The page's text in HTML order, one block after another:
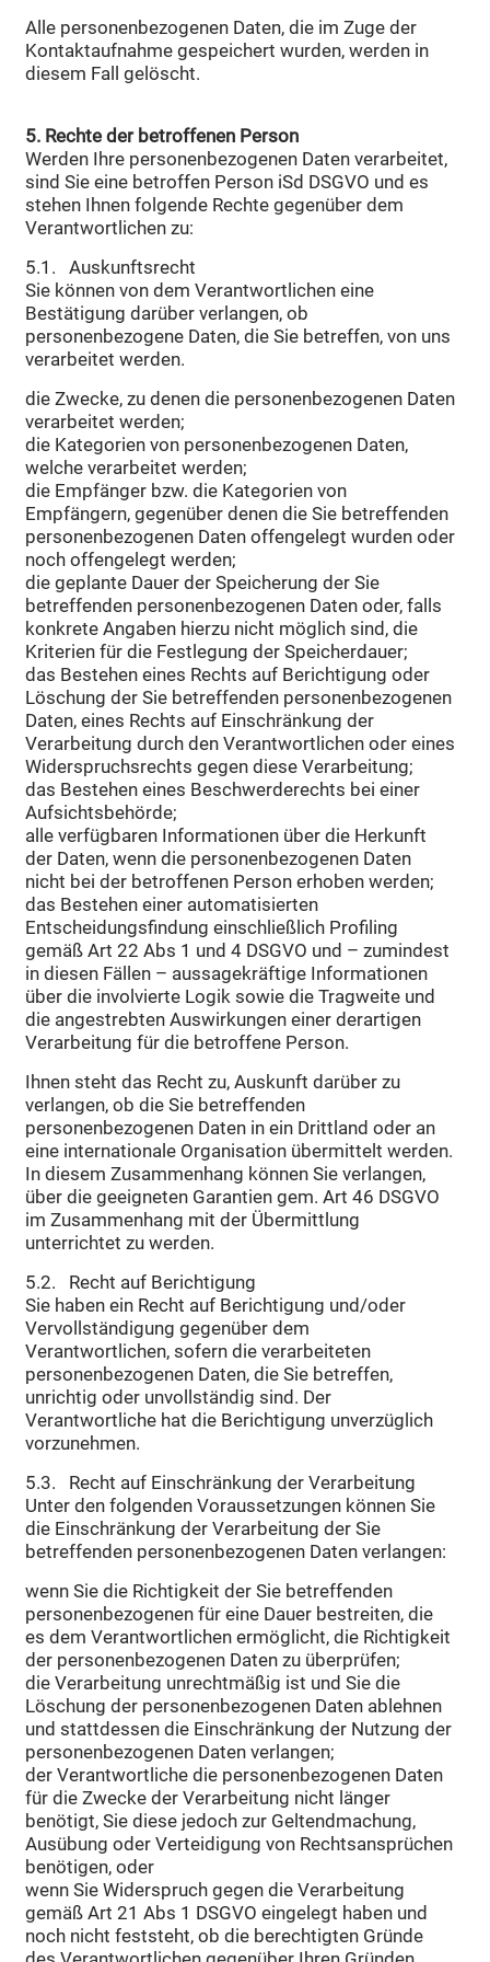
Alle personenbezogenen Daten, die im Zuge der
Kontaktaufnahme gespeichert wurden, werden in
diesem Fall gelöscht.
5. Rechte der betroffenen Person
Werden Ihre personenbezogenen Daten verarbeitet,
sind Sie eine betroffen Person iSd DSGVO und es
stehen Ihnen folgende Rechte gegenüber dem
Verantwortlichen zu:
5.1. Auskunftsrecht
Sie können von dem Verantwortlichen eine
Bestätigung darüber verlangen, ob
personenbezogene Daten, die Sie betreffen, von uns
verarbeitet werden.
die Zwecke, zu denen die personenbezogenen Daten
verarbeitet werden;
die Kategorien von personenbezogenen Daten,
welche verarbeitet werden;
die Empfänger bzw. die Kategorien von
Empfängern, gegenüber denen die Sie betreffenden
personenbezogenen Daten offengelegt wurden oder
noch offengelegt werden;
die geplante Dauer der Speicherung der Sie
betreffenden personenbezogenen Daten oder, falls
konkrete Angaben hierzu nicht möglich sind, die
Kriterien für die Festlegung der Speicherdauer;
das Bestehen eines Rechts auf Berichtigung oder
Löschung der Sie betreffenden personenbezogenen
Daten, eines Rechts auf Einschränkung der
Verarbeitung durch den Verantwortlichen oder eines
Widerspruchsrechts gegen diese Verarbeitung;
das Bestehen eines Beschwerderechts bei einer
Aufsichtsbehörde;
alle verfügbaren Informationen über die Herkunft
der Daten, wenn die personenbezogenen Daten
nicht bei der betroffenen Person erhoben werden;
das Bestehen einer automatisierten
Entscheidungsfindung einschließlich Profiling
gemäß Art 22 Abs 1 und 4 DSGVO und – zumindest
in diesen Fällen – aussagekräftige Informationen
über die involvierte Logik sowie die Tragweite und
die angestrebten Auswirkungen einer derartigen
Verarbeitung für die betroffene Person.
Ihnen steht das Recht zu, Auskunft darüber zu
verlangen, ob die Sie betreffenden
personenbezogenen Daten in ein Drittland oder an
eine internationale Organisation übermittelt werden.
In diesem Zusammenhang können Sie verlangen,
über die geeigneten Garantien gem. Art 46 DSGVO
im Zusammenhang mit der Übermittlung
unterrichtet zu werden.
5.2. Recht auf Berichtigung
Sie haben ein Recht auf Berichtigung und/oder
Vervollständigung gegenüber dem
Verantwortlichen, sofern die verarbeiteten
personenbezogenen Daten, die Sie betreffen,
unrichtig oder unvollständig sind. Der
Verantwortliche hat die Berichtigung unverzüglich
vorzunehmen.
5.3. Recht auf Einschränkung der Verarbeitung
Unter den folgenden Voraussetzungen können Sie
die Einschränkung der Verarbeitung der Sie
betreffenden personenbezogenen Daten verlangen:
wenn Sie die Richtigkeit der Sie betreffenden
personenbezogenen für eine Dauer bestreiten, die
es dem Verantwortlichen ermöglicht, die Richtigkeit
der personenbezogenen Daten zu überprüfen;
die Verarbeitung unrechtmäßig ist und Sie die
Löschung der personenbezogenen Daten ablehnen
und stattdessen die Einschränkung der Nutzung der
personenbezogenen Daten verlangen;
der Verantwortliche die personenbezogenen Daten
für die Zwecke der Verarbeitung nicht länger
benötigt, Sie diese jedoch zur Geltendmachung,
Ausübung oder Verteidigung von Rechtsansprüchen
benötigen, oder
wenn Sie Widerspruch gegen die Verarbeitung
gemäß Art 21 Abs 1 DSGVO eingelegt haben und
noch nicht feststeht, ob die berechtigten Gründe